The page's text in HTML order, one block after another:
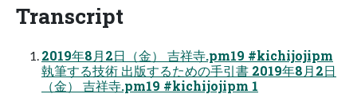
Transcript
2019年8月2日（金） 吉祥寺.pm19 #kichijojipm
執筆する技術 出版するための手引書 2019年8月2日
（金） 吉祥寺.pm19 #kichijojipm 1